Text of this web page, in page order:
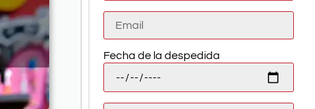
Fecha de la despedida